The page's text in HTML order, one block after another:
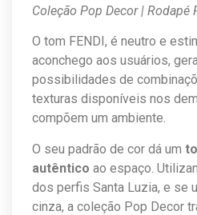
Coleção Pop Decor | Rodapé
O tom FENDI, é neutro e
aconchego aos usuários,
possibilidades de
texturas disponíveis nos
compõem um ambiente.
O seu padrão de cor dá um
autêntico ao espaço.
dos perfis Santa Luzia, e se
cinza, a coleção Pop Decor